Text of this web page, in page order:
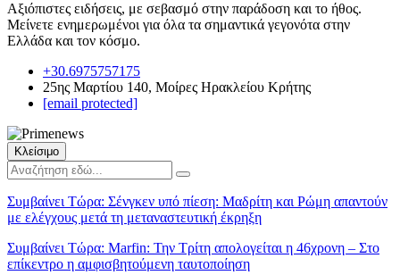
Αξιόπιστες ειδήσεις, με σεβασμό στην παράδοση και το ήθος.
Μείνετε ενημερωμένοι για όλα τα σημαντικά γεγονότα στην
Ελλάδα και τον κόσμο.
+30.6975757175
25ης Μαρτίου 140, Μοίρες Ηρακλείου Κρήτης
[email protected]
Κλείσιμο
Συμβαίνει Τώρα: Σένγκεν υπό πίεση: Μαδρίτη και Ρώμη απαντούν
με ελέγχους μετά τη μεταναστευτική έκρηξη
Συμβαίνει Τώρα: Marfin: Την Τρίτη απολογείται η 46χρονη – Στο
επίκεντρο η αμφισβητούμενη ταυτοποίηση